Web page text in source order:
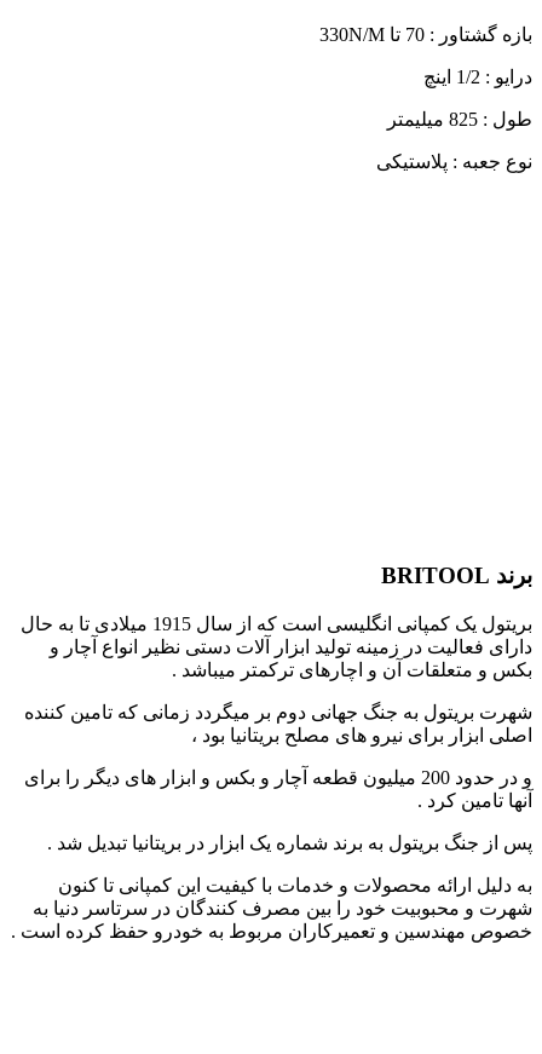
بازه گشتاور : 70 تا 330N/M
درایو : 1/2 اینچ
طول : 825 میلیمتر
نوع جعبه : پلاستیکی
برند BRITOOL
بریتول یک کمپانی انگلیسی است که از سال 1915 میلادی تا به حال
دارای فعالیت در زمینه تولید ابزار آلات دستی نظیر انواع آچار و
بکس و متعلقات آن و اچارهای ترکمتر میباشد .
شهرت بریتول به جنگ جهانی دوم بر میگردد زمانی که تامین کننده
اصلی ابزار برای نیرو های مصلح بریتانیا بود ،
و در حدود 200 میلیون قطعه آچار و بکس و ابزار های دیگر را برای
آنها تامین کرد .
پس از جنگ بریتول به برند شماره یک ابزار در بریتانیا تبدیل شد .
به دلیل ارائه محصولات و خدمات با کیفیت این کمپانی تا کنون
شهرت و محبوبیت خود را بین مصرف کنندگان در سرتاسر دنیا به
خصوص مهندسین و تعمیرکاران مربوط به خودرو حفظ کرده است .